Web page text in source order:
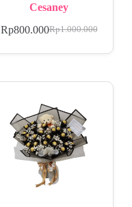
Cesaney
Rp1.000.000
Rp800.000